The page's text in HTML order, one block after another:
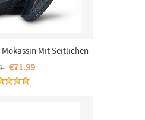
Mokassin Mit Seitlichen
- Dunkelblau
€71.99